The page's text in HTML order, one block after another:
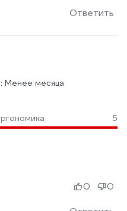
Ответить
Менее месяца
5
0 0